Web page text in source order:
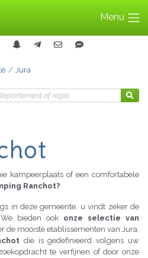
Menu
Jura
kampeerplaats of een comfortabele
Ranchot?
in deze gemeente, u vindt zeker de
bieden ook onze selectie van
de mooiste etablissementen van Jura.
die is gedefinieerd volgens uw
te verfijnen of door onze